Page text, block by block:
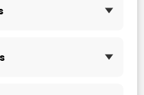
SECOND EDITION 5